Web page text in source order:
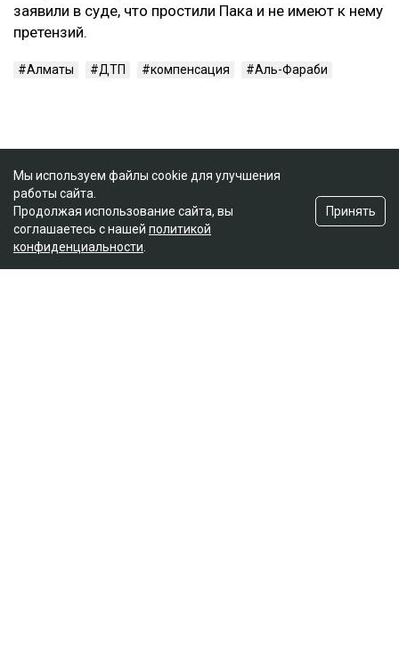
заявили в суде, что простили Пака и не имеют к нему
претензий.
Алматы ДТП компенсация Аль-Фараби
Мы используем файлы cookie для улучшения
работы сайта.
Продолжая использование сайта, вы
соглашаетесь с нашей политикой
конфиденциальности
Принять